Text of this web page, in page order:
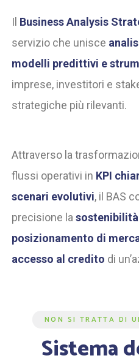
Il Business Analysis
servizio che unisce
modelli predittivi e
imprese, investitori e
strategiche più rilevanti.
Attraverso la
flussi operativi in KPI
scenari evolutivi, il BAS
precisione la
posizionamento di
accesso al credito di
NON SI TRATTA DI
Sistema